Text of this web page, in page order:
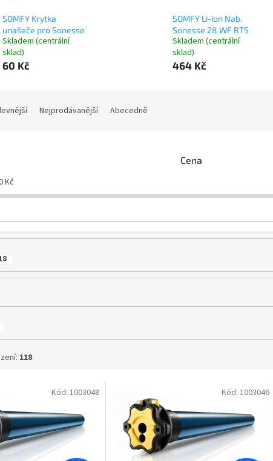
SOMFY Krytka
unašeče pro Sonesse
Skladem (centrální
sklad)
60 Kč
SOMFY Li-ion Nab.
Sonesse 28 WF RTS
Skladem (centrální
sklad)
464 Kč
Nejprodávanější Abecedně
Cena
Kč
118
Kód: 1003048 Kód: 1003046